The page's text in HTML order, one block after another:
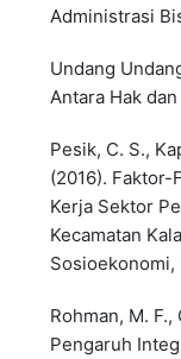
Administrasi
Undang
Antara Hak
Pesik, C. S.,
(2016). Faktor-
Kerja Sektor
Kecamatan
Sosioekonomi,
Rohman, M. F.,
Pengaruh